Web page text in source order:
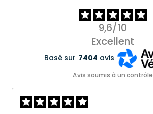
9,6/10
Excellent
Basé sur 7404 avis
Avis soumis à un contrôle